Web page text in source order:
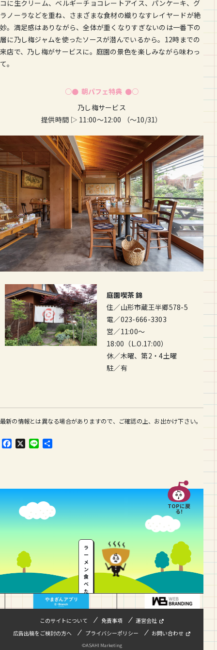
コに生クリーム、ベルギーチョコレートアイス、パンケーキ、グ
ラノーラなどを重ね、さまざまな食材の織りなすレイヤードが絶
妙。満足感はありながら、全体が重くなりすぎないのは一番下の
層に乃し梅ジャムを使ったソースが潜んでいるから。12時までの
来店で、乃し梅がサービスに。庭園の景色を楽しみながら味わっ
て。
○● 朝パフェ特典 ●○
乃し梅サービス
提供時間 ▷ 11:00〜12:00 （〜10/31）
庭園喫茶 錦
住／山形市蔵王半郷578-5
電／023-666-3303
営／11:00～
18:00（L.O.17:00）
休／木曜、第2・4土曜
駐／有
最新の情報とは異なる場合がありますので、ご確認の上、お出かけ下さい。
F
o
o
k
X
L
TOPに戻
る!
ラ
ー
メ
ン
食
べ
た
このサイトについて 免責事項
運営会社
広告出稿をご検討の方へ
プライバシーポリシー お問い合わせ
©ASAHI Marketing